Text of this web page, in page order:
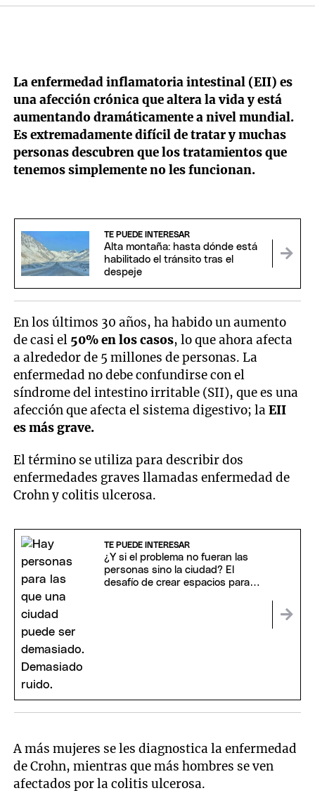
La enfermedad inflamatoria intestinal (EII) es
una afección crónica que altera la vida y está
aumentando dramáticamente a nivel mundial.
Es extremadamente difícil de tratar y muchas
personas descubren que los tratamientos que
tenemos simplemente no les funcionan.
TE PUEDE INTERESAR
Alta montaña: hasta dónde está
habilitado el tránsito tras el
despeje
En los últimos 30 años, ha habido un aumento
de casi el 50% en los casos, lo que ahora afecta
a alrededor de 5 millones de personas. La
enfermedad no debe confundirse con el
síndrome del intestino irritable (SII), que es una
afección que afecta el sistema digestivo; la EII
es más grave.
El término se utiliza para describir dos
enfermedades graves llamadas enfermedad de
Crohn y colitis ulcerosa.
TE PUEDE INTERESAR
¿Y si el problema no fueran las
personas sino la ciudad? El
desafío de crear espacios para
A más mujeres se les diagnostica la enfermedad
de Crohn, mientras que más hombres se ven
afectados por la colitis ulcerosa.